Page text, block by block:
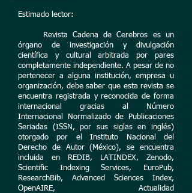
Estimado lector:
Revista Cadena de Cerebros es un
órgano de investigación y divulgación
científica y cultural arbitrada por pares
completamente independiente. A pesar de no
pertenecer a alguna institución, empresa u
organización, debe saber que esta revista se
encuentra registrada y reconocida de forma
internacional gracias al Número
Internacional Normalizado de Publicaciones
Seriadas (ISSN, por sus siglas en inglés)
otorgado por el Instituto Nacional del
Derecho de Autor (México), se encuentra
incluida en REDIB, LATINDEX, Zenodo,
Scientific Indexing Services, EuroPub,
ResearchBib, Advanced Sciences Index,
OpenAIRE, Actualidad